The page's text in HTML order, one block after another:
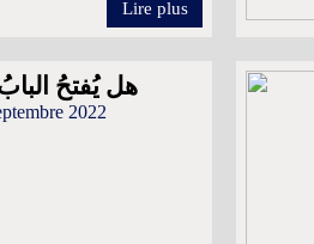
Lire plus
هل يُفتحُ
2022